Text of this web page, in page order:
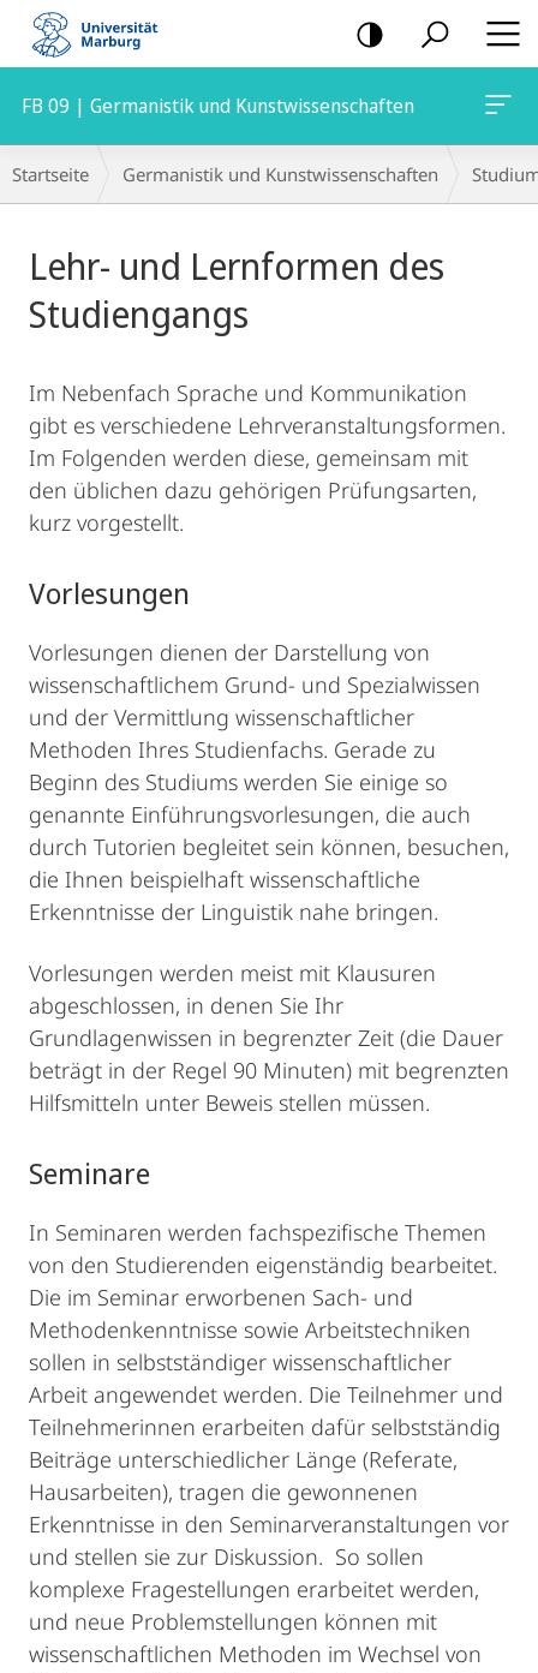
Mobile-
Navigation
FB 09 | Germanistik und Kunstwissenschaften
Breadcrumb-
Navigation
Startseite Germanistik und Kunstwissenschaften
Lehr- und Lernformen des
Studiengangs
Im Nebenfach Sprache und Kommunikation
gibt es verschiedene Lehrveranstaltungsformen.
Im Folgenden werden diese, gemeinsam mit
den üblichen dazu gehörigen Prüfungsarten,
kurz vorgestellt.
Vorlesungen
Vorlesungen dienen der Darstellung von
wissenschaftlichem Grund- und Spezialwissen
und der Vermittlung wissenschaftlicher
Methoden Ihres Studienfachs. Gerade zu
Beginn des Studiums werden Sie einige so
genannte Einführungsvorlesungen, die auch
durch Tutorien begleitet sein können, besuchen,
die Ihnen beispielhaft wissenschaftliche
Erkenntnisse der Linguistik nahe bringen.
Vorlesungen werden meist mit Klausuren
abgeschlossen, in denen Sie Ihr
Grundlagenwissen in begrenzter Zeit (die Dauer
beträgt in der Regel 90 Minuten) mit begrenzten
Hilfsmitteln unter Beweis stellen müssen.
Seminare
In Seminaren werden fachspezifische Themen
von den Studierenden eigenständig bearbeitet.
Die im Seminar erworbenen Sach- und
Methodenkenntnisse sowie Arbeitstechniken
sollen in selbstständiger wissenschaftlicher
Arbeit angewendet werden. Die Teilnehmer und
Teilnehmerinnen erarbeiten dafür selbstständig
Beiträge unterschiedlicher Länge (Referate,
Hausarbeiten), tragen die gewonnenen
Erkenntnisse in den Seminarveranstaltungen vor
und stellen sie zur Diskussion. So sollen
komplexe Fragestellungen erarbeitet werden,
und neue Problemstellungen können mit
wissenschaftlichen Methoden im Wechsel von